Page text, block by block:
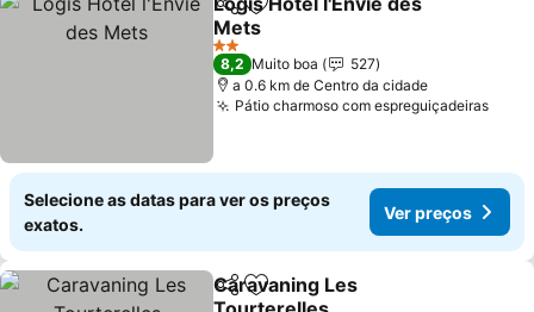
PartilharAdicionar aos favoritos
Mets
Ver preços
2 Estrelas
8,2 Muito boa
527
a 0.6 km de Centro da cidade
Pátio charmoso com espreguiçadeirasVer
Selecione as datas para ver os preços
exatos.
Ver preços
PartilharAdicionar aos favoritos
Caravaning Les